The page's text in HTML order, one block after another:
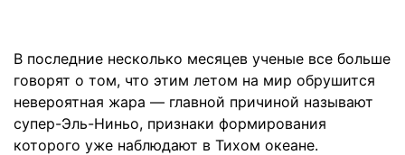
В последние несколько месяцев ученые все больше
говорят о том, что этим летом на мир обрушится
невероятная жара — главной причиной называют
супер-Эль-Ниньо, признаки формирования
которого уже наблюдают в Тихом океане.